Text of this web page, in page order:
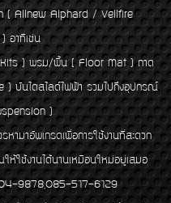
( Allnew Alphard / Vellfire
อาทิเช่น
) พรม/พื้น ( Floor Mat ) ถาด
) บันไดสไลด์ไฟฟ้า รวมไปถึงอุปกรณ์
)
ามาอัพเกรดเพื่อการใช้งานที่สะดวก
ห้ใช้งานได้นานเหมือนใหม่อยู่เสมอ
9878,085-517-6129